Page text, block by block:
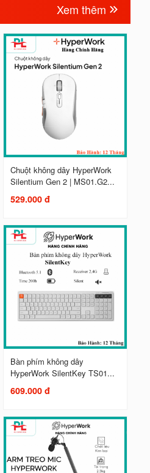
Xem thêm
Chuột không dây HyperWork
Silentium Gen 2 | MS01.G2...
529.000 đ
Bàn phím không dây
HyperWork SilentKey TS01...
609.000 đ